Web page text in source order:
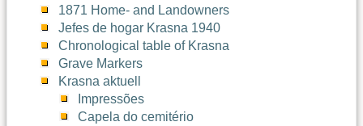
1871 Home- and Landowners
Jefes de hogar Krasna 1940
Chronological table of Krasna
Grave Markers
Krasna aktuell
Impressões
Capela do cemitério